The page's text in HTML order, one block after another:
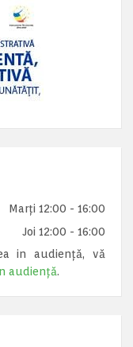
Marți 12:00 - 16:00
Joi 12:00 - 16:00
in audiență, vă
audiență.